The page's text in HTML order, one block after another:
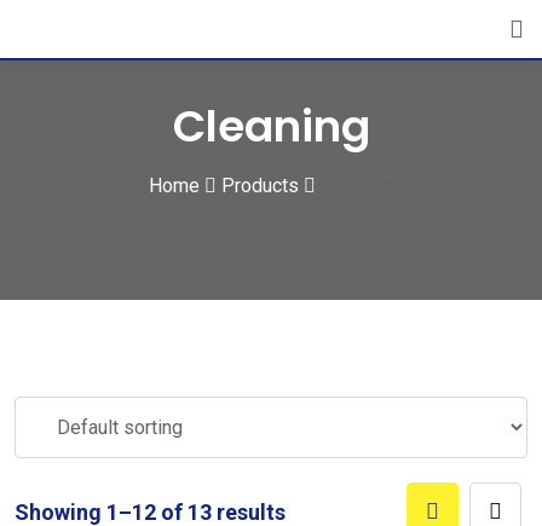
Cleaning
Home Products
Showing 1–12 of 13 results